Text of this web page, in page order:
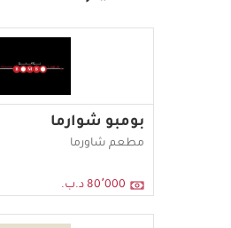
بومبو شوارما
مطعم شاورما
80٬000 د.ب.